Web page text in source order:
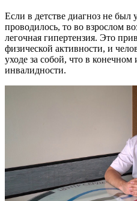
Если в детстве диагноз не был
проводилось, то во взрослом
легочная гипертензия. Это
физической активности, и
уходе за собой, что в
инвалидности.